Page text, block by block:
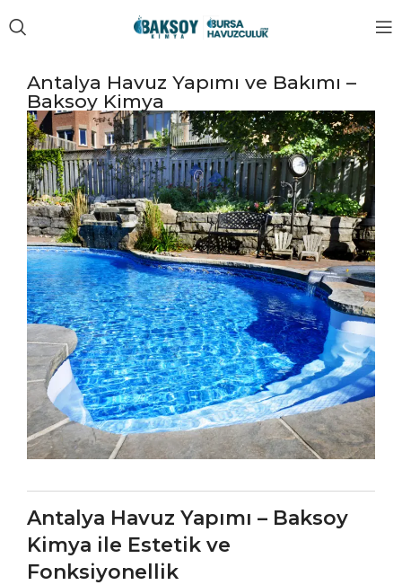
Antalya Havuz Yapımı ve Bakımı –
Baksoy Kimya
Antalya Havuz Yapımı – Baksoy
Kimya ile Estetik ve
Fonksiyonellik